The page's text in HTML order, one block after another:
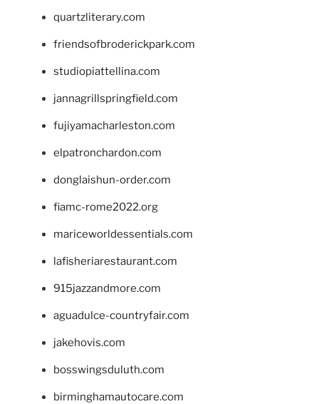
quartzliterary.com
friendsofbroderickpark.com
studiopiattellina.com
jannagrillspringfield.com
fujiyamacharleston.com
elpatronchardon.com
donglaishun-order.com
fiamc-rome2022.org
mariceworldessentials.com
lafisheriarestaurant.com
915jazzandmore.com
aguadulce-countryfair.com
jakehovis.com
bosswingsduluth.com
birminghamautocare.com